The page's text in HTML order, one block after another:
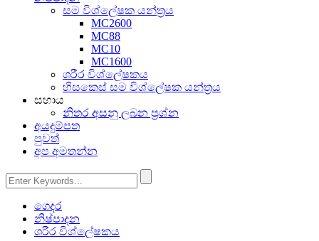
සම විශ්ලේෂක යන්ත්‍රය
MC2600
MC88
MC10
MC1600
ශරීර විශ්ලේෂකය
හිසකෙස් සම විශ්ලේෂක යන්ත්‍රය
සහාය
නිතර අසනු ලබන ප්‍රශ්න
අයදුම්පත
පුවත්
අප අමතන්න
ගෙදර
නිෂ්පාදන
ශරීර විශ්ලේෂකය